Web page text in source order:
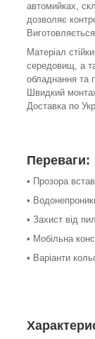
автомийках,
дозволяє
Матеріал
середовищ, а
обладнання та
Швидкий
Доставка по
Переваги:
• Прозора
•
• Захист від
• Мобільна
• Варіанти